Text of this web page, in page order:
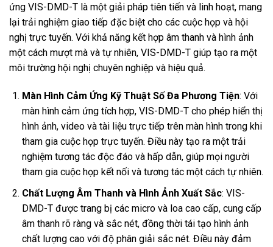
ứng VIS-DMD-T là một giải pháp tiên tiến và linh hoạt, mang
lại trải nghiệm giao tiếp đặc biệt cho các cuộc họp và hội
nghị trực tuyến. Với khả năng kết hợp âm thanh và hình ảnh
một cách mượt mà và tự nhiên, VIS-DMD-T giúp tạo ra một
môi trường hội nghị chuyên nghiệp và hiệu quả.
Màn Hình Cảm Ứng Kỹ Thuật Số Đa Phương Tiện: Với
màn hình cảm ứng tích hợp, VIS-DMD-T cho phép hiển thị
hình ảnh, video và tài liệu trực tiếp trên màn hình trong khi
tham gia cuộc họp trực tuyến. Điều này tạo ra một trải
nghiệm tương tác độc đáo và hấp dẫn, giúp mọi người
tham gia cuộc họp kết nối và tương tác một cách tự nhiên.
Chất Lượng Âm Thanh và Hình Ảnh Xuất Sắc: VIS-
DMD-T được trang bị các micro và loa cao cấp, cung cấp
âm thanh rõ ràng và sắc nét, đồng thời tái tạo hình ảnh
chất lượng cao với độ phân giải sắc nét. Điều này đảm